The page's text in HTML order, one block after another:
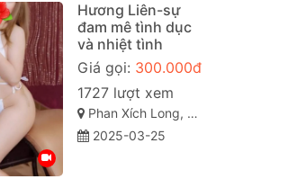
Hương Liên-sự
đam mê tình dục
và nhiệt tình
Giá gọi: 300.000đ
1727 lượt xem
Phan Xích Long, Phú Nhuận sài gòn
2025-03-25